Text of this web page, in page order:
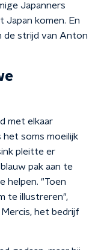
Japanners
Japan komen. En
de strijd van Anton
met elkaar
het soms moeilijk
pleitte er
pak aan te
helpen. "Toen
te illustreren",
het bedrijf